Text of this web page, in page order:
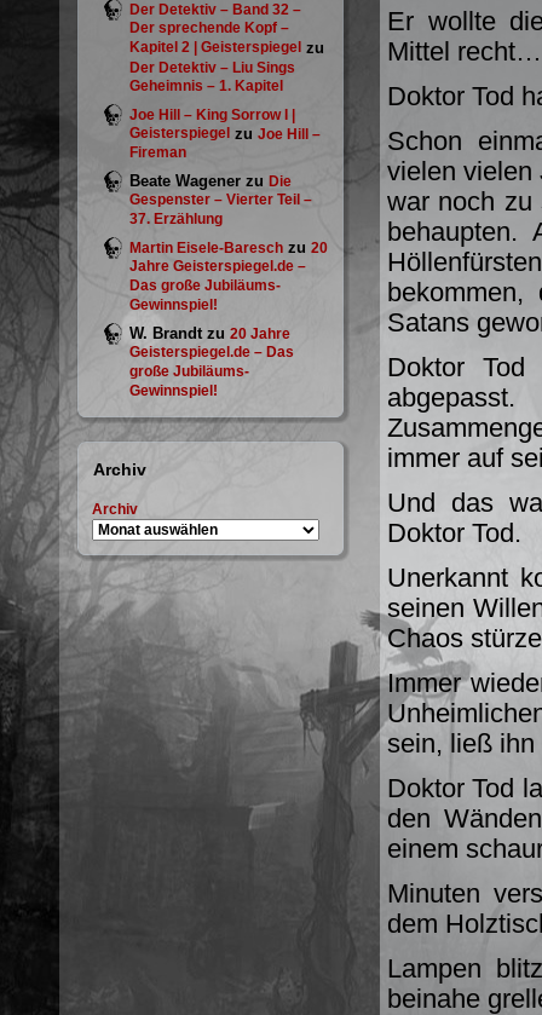
Der Detektiv – Band 32 –
Der sprechende Kopf –
Kapitel 2 | Geisterspiegel zu
Der Detektiv – Liu Sings
Geheimnis – 1. Kapitel
Joe Hill – King Sorrow I |
Geisterspiegel zu Joe Hill –
Fireman
Beate Wagener zu Die
Gespenster – Vierter Teil –
37. Erzählung
Martin Eisele-Baresch zu 20
Jahre Geisterspiegel.de –
Das große Jubiläums-
Gewinnspiel!
W. Brandt zu 20 Jahre
Geisterspiegel.de – Das
große Jubiläums-
Gewinnspiel!
Archiv
Archiv
Er wollte
Mittel recht…
Doktor Tod
Schon
vielen vielen
war noch zu
behaupten.
Satans
Doktor Tod
immer auf
Und das
Doktor Tod.
Unerkannt
seinen
Chaos
Immer
sein, ließ
Doktor Tod
den
einem
Minuten
dem
Lampen
beinahe